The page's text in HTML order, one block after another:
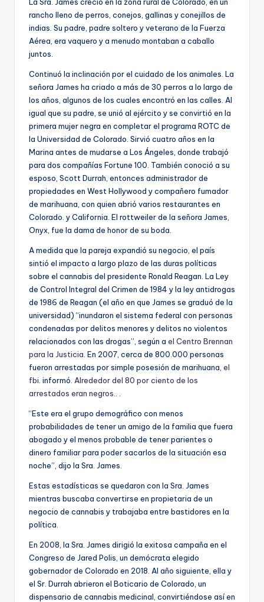
rancho lleno de perros, conejos, gallinas y conejillos de
indias. Su padre, padre soltero y veterano de la Fuerza
Aérea, era vaquero y a menudo montaban a caballo
juntos.
Continuó la inclinación por el cuidado de los animales. La
señora James ha criado a más de 30 perros a lo largo de
los años, algunos de los cuales encontró en las calles. Al
igual que su padre, se unió al ejército y se convirtió en la
primera mujer negra en completar el programa ROTC de
la Universidad de Colorado. Sirvió cuatro años en la
Marina antes de mudarse a Los Ángeles, donde trabajó
para dos compañías Fortune 100. También conoció a su
esposo, Scott Durrah, entonces administrador de
propiedades en West Hollywood y compañero fumador
de marihuana, con quien abrió varios restaurantes en
Colorado. y California. El rottweiler de la señora James,
Onyx, fue la dama de honor de su boda.
A medida que la pareja expandió su negocio, el país
sintió el impacto a largo plazo de las duras políticas
sobre el cannabis del presidente Ronald Reagan. La Ley
de Control Integral del Crimen de 1984 y la ley antidrogas
de 1986 de Reagan (el año en que James se graduó de la
universidad) “inundaron el sistema federal con personas
condenadas por delitos menores y delitos no violentos
relacionados con las drogas”, según a el Centro Brennan
para la Justicia . En 2007, cerca de 800.000 personas
fueron arrestadas por simple posesión de marihuana, el
fbi . informó. Alrededor del 80 por ciento de los
arrestados eran negros.
“Este era el grupo demográfico con menos
probabilidades de tener un amigo de la familia que fuera
abogado y el menos probable de tener parientes o
dinero familiar para poder sacarlos de la situación esa
noche”, dijo la Sra. James.
Estas estadísticas se quedaron con la Sra. James
mientras buscaba convertirse en propietaria de un
negocio de cannabis y trabajaba entre bastidores en la
política.
En 2008, la Sra. James dirigió la exitosa campaña en el
Congreso de Jared Polis, un demócrata elegido
gobernador de Colorado en 2018. Al año siguiente, ella y
el Sr. Durrah abrieron el Boticario de Colorado, un
dispensario de cannabis medicinal, convirtiéndose así en